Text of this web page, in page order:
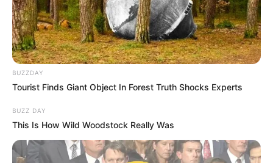
BUZZDAY
Tourist Finds Giant Object In Forest Truth Shocks Experts
BUZZ DAY
This Is How Wild Woodstock Really Was